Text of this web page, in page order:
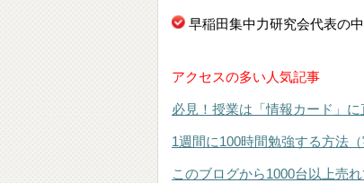
早稲田集中力研究会代表の
アクセスの多い人気記事
必見！授業は「情報カード」
1週間に100時間勉強する方法（
このブログから1000台以上売